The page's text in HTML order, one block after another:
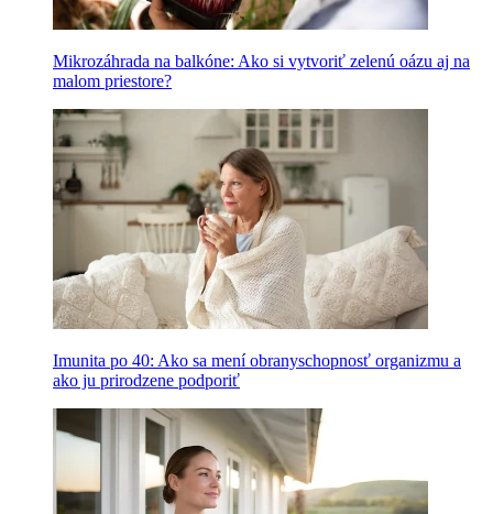
Mikrozáhrada na balkóne: Ako si vytvoriť zelenú oázu aj na
malom priestore?
Imunita po 40: Ako sa mení obranyschopnosť organizmu a
ako ju prirodzene podporiť